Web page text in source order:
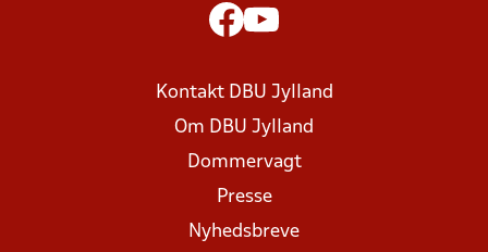
Kontakt DBU Jylland
Om DBU Jylland
Dommervagt
Presse
Nyhedsbreve